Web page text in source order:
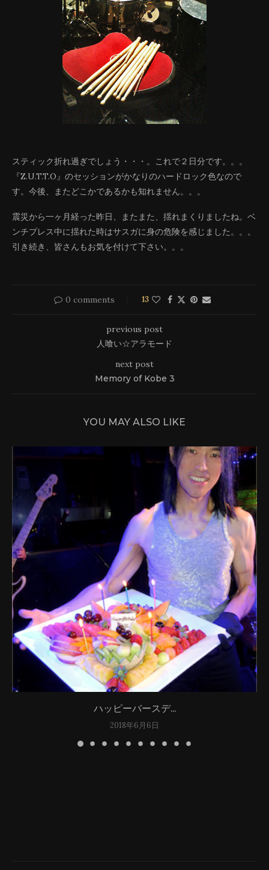
スティック折れ過ぎでしょう・・・。これで２日分です。。。
『Z.U.T.T.O』のセッションがかなりのハードロック色なので
す。今後、またどこかであるかも知れません。。。
震災から一ヶ月経った昨日、またまた、揺れまくりましたね。ベ
ンチプレス中に揺れた時はサスガに身の危険を感じました。。。
引き続き、皆さんもお気を付けて下さい。。。
0 comments 13
previous post
人喰い☆アラモード
next post
Memory of Kobe 3
YOU MAY ALSO LIKE
ハッピーバースデ...
2018年6月6日